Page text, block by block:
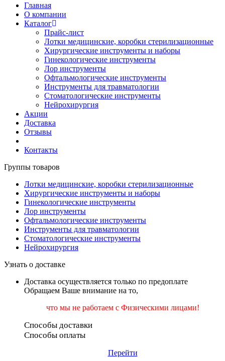
Главная
О компании
Каталог
Прайс-лист
Лотки медицинские, коробки стерилизационные
Хирургические инструменты и наборы
Гинекологические инструменты
Лор инструменты
Офтальмологические инструменты
Инструменты для травматологии
Стоматологические инструменты
Нейрохирургия
Акции
Доставка
Отзывы
Контакты
Группы товаров
Лотки медицинские, коробки стерилизационные
Хирургические инструменты и наборы
Гинекологические инструменты
Лор инструменты
Офтальмологические инструменты
Инструменты для травматологии
Стоматологические инструменты
Нейрохирургия
Узнать о доставке
Доставка осуществляется только по предоплате
Обращаем Ваше внимание на то,
что мы не работаем с Физическими лицами!
Способы доставки
Способы оплаты
Перейти